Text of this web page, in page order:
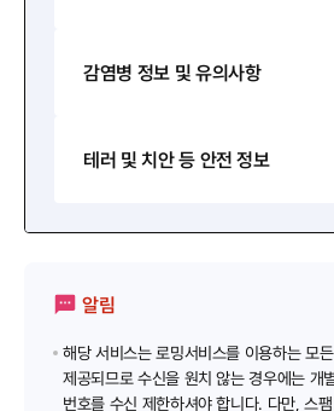
감염병 정보 및유의사항
테러 및 치안 등안전 정보
알림
해당 서비스는 로밍서비스를 이용하는 모
제공되므로 수신을 원치 않는 경우에는 개
번호를 수신 제한하셔야 합니다. 다만, 스